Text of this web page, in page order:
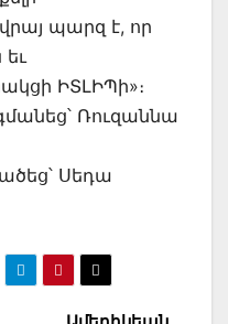
պարզ է, որ
ԻՏԼԻՊի»։
Ռուզաննա
Սեդա